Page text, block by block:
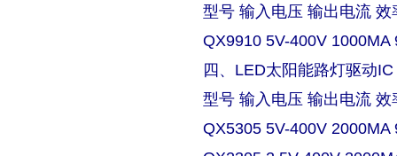
型号 输入电压 输出电流 效
QX9910 5V-400V 1000MA
四、LED太阳能路灯驱动IC
型号 输入电压 输出电流 效
QX5305 5V-400V 2000MA